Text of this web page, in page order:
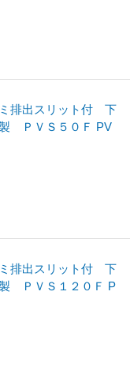
排出スリット付 下
ＰＶＳ５０Ｆ PV
排出スリット付 下
ＰＶＳ１２０Ｆ P